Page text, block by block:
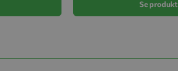
Se produkt